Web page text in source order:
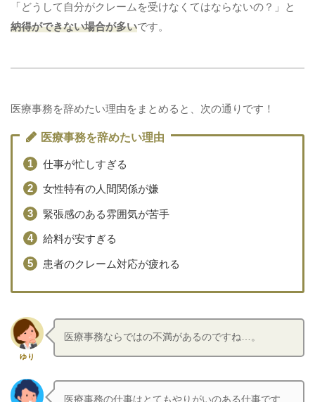
「どうして自分がクレームを受けなくてはならないの？」と
納得ができない場合が多いです。
医療事務を辞めたい理由をまとめると、次の通りです！
医療事務を辞めたい理由
仕事が忙しすぎる
女性特有の人間関係が嫌
緊張感のある雰囲気が苦手
給料が安すぎる
患者のクレーム対応が疲れる
ゆり
医療事務ならではの不満があるのですね…。
医療事務の仕事はとてもやりがいのある仕事です